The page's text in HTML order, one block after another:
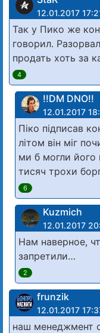
12.01.2017
Так у Пико же
говорил.
продать хоть за
4
!!DM DNO!!
12.01.2017
Піко підписав
літом він міг
ми б могли його
тисяч трохи
6
Kuzmich
12.01.2017
Нам наверное,
запретили…
2
frunzik
12.01.2017
наш менеджмент